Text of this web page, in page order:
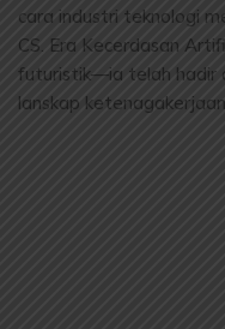
cara industri teknologi
CS. Era Kecerdasan
futuristik—ia telah hadir
lanskap